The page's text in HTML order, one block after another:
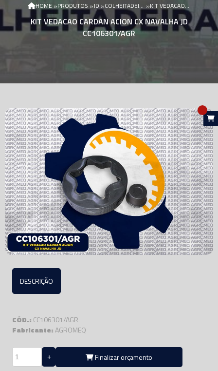
HOME »PRODUTOS »JD » COLHEITADEIRA JD » KIT VEDACAO CARDAN ACION CX NAVALHA JD CC106301/AGR
KIT VEDACAO CARDAN ACION CX NAVALHA JD
CC106301/AGR
DESCRIÇÃO
CÓD.: CC106301/AGR
Fabricante:AGROMEQ
Finalizar orçamento